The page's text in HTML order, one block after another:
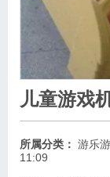
儿童游戏
所属分类： 游乐
11:09